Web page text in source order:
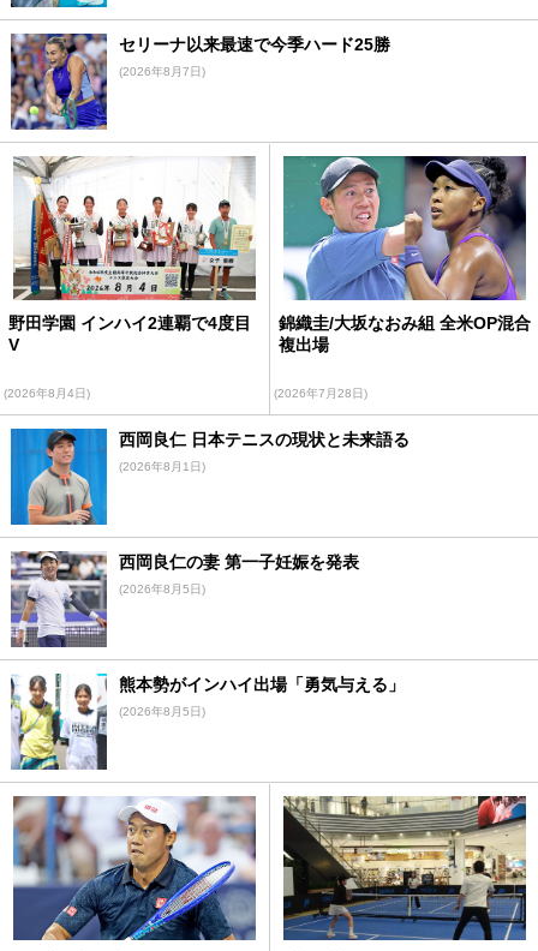
セリーナ以来最速で今季ハード25勝
(2026年8月7日)
野田学園 インハイ2連覇で4度目
V
(2026年8月4日)
錦織圭/大坂なおみ組 全米OP混合
複出場
(2026年7月28日)
西岡良仁 日本テニスの現状と未来語る
(2026年8月1日)
西岡良仁の妻 第一子妊娠を発表
(2026年8月5日)
熊本勢がインハイ出場「勇気与える」
(2026年8月5日)